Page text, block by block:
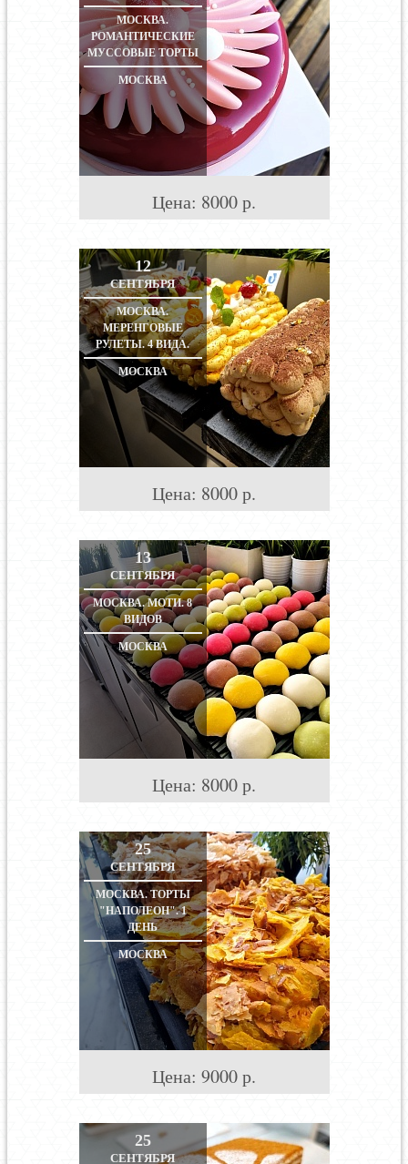
МОСКВА.
РОМАНТИЧЕСКИЕ
МУССОВЫЕ ТОРТЫ
МОСКВА
Цена: 8000р.
12
СЕНТЯБРЯ
МОСКВА.
МЕРЕНГОВЫЕ
РУЛЕТЫ. 4 ВИДА.
МОСКВА
Цена: 8000р.
13
СЕНТЯБРЯ
МОСКВА. МОТИ. 8
ВИДОВ
МОСКВА
Цена: 8000р.
25
СЕНТЯБРЯ
МОСКВА. ТОРТЫ
"НАПОЛЕОН". 1
ДЕНЬ
МОСКВА
Цена: 9000р.
25
СЕНТЯБРЯ